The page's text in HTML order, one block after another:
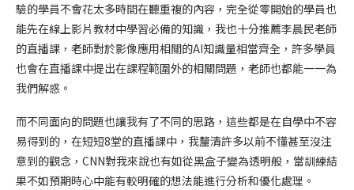
驗的學員不會花太多時間在聽重複的內容，完全從零開始的學員也
能先在線上影片教材中學習必備的知識，我也十分推薦李晨民老師
的直播課，老師對於影像應用相關的AI知識量相當齊全，許多學員
也會在直播課中提出在課程範圍外的相關問題，老師也都能一一為
我們解惑。
而不同面向的問題也讓我有了不同的思路，這些都是在自學中不容
易得到的，在短短8堂的直播課中，我釐清許多以前不懂甚至沒注
意到的觀念，CNN對我來說也有如從黑盒子變為透明般，當訓練結
果不如預期時心中能有較明確的想法能進行分析和優化處理。